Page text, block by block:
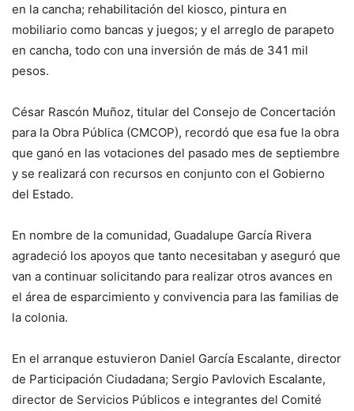
en la cancha; rehabilitación del kiosco, pintura en
mobiliario como bancas y juegos; y el arreglo de parapeto
en cancha, todo con una inversión de más de 341 mil
pesos.
César Rascón Muñoz, titular del Consejo de Concertación
para la Obra Pública (CMCOP), recordó que esa fue la obra
que ganó en las votaciones del pasado mes de septiembre
y se realizará con recursos en conjunto con el Gobierno
del Estado.
En nombre de la comunidad, Guadalupe García Rivera
agradeció los apoyos que tanto necesitaban y aseguró que
van a continuar solicitando para realizar otros avances en
el área de esparcimiento y convivencia para las familias de
la colonia.
En el arranque estuvieron Daniel García Escalante, director
de Participación Ciudadana; Sergio Pavlovich Escalante,
director de Servicios Públicos e integrantes del Comité